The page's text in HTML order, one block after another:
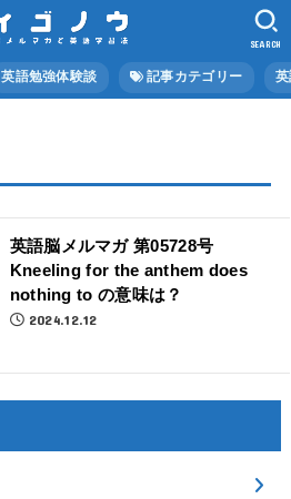
英語勉強体験談 記事カテゴリー
SEARCH
英語脳メルマガ 第05728号
Kneeling for the anthem does
nothing to の意味は？
2024.12.12